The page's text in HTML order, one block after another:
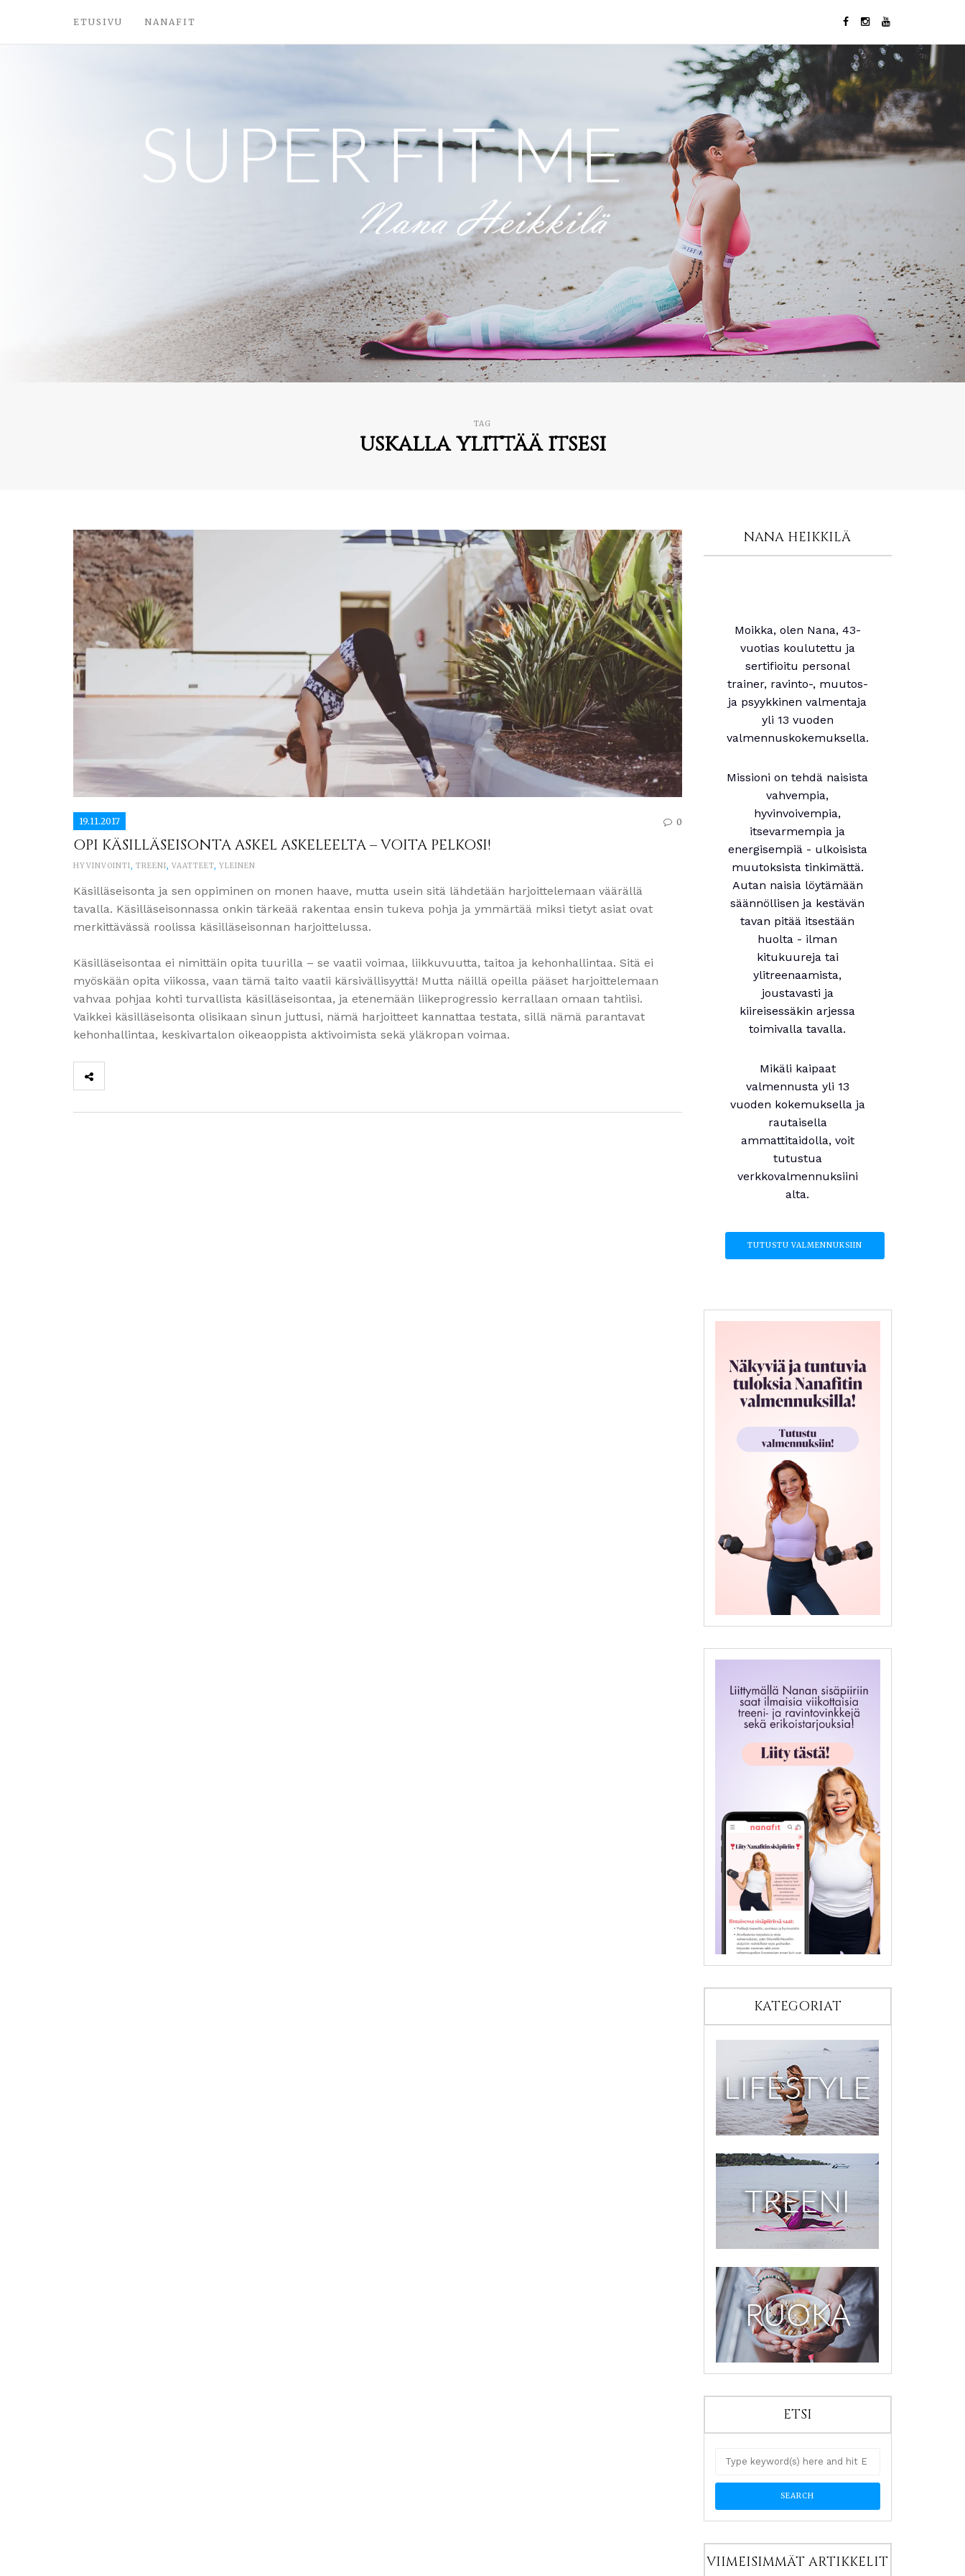
ETUSIVU NANAFIT
TAG
uskalla ylittää itsesi
19.11.2017 0
OPI KÄSILLÄSEISONTA ASKEL ASKELEELTA – VOITA PELKOSI!
HYVINVOINTI, TREENI, VAATTEET, YLEINEN
Käsilläseisonta ja sen oppiminen on monen haave, mutta usein sitä lähdetään harjoittelemaan väärällä
tavalla. Käsilläseisonnassa onkin tärkeää rakentaa ensin tukeva pohja ja ymmärtää miksi tietyt asiat ovat
merkittävässä roolissa käsilläseisonnan harjoittelussa.
Käsilläseisontaa ei nimittäin opita tuurilla – se vaatii voimaa, liikkuvuutta, taitoa ja kehonhallintaa. Sitä ei
myöskään opita viikossa, vaan tämä taito vaatii kärsivällisyyttä! Mutta näillä opeilla pääset harjoittelemaan
vahvaa pohjaa kohti turvallista käsilläseisontaa, ja etenemään liikeprogressio kerrallaan omaan tahtiisi.
Vaikkei käsilläseisonta olisikaan sinun juttusi, nämä harjoitteet kannattaa testata, sillä nämä parantavat
kehonhallintaa, keskivartalon oikeaoppista aktivoimista sekä yläkropan voimaa.
NANA HEIKKILÄ
Moikka, olen Nana, 43-
vuotias koulutettu ja
sertifioitu personal
trainer, ravinto-, muutos-
ja psyykkinen valmentaja
yli 13 vuoden
valmennuskokemuksella.
Missioni on tehdä naisista
vahvempia,
hyvinvoivempia,
itsevarmempia ja
energisempiä - ulkoisista
muutoksista tinkimättä.
Autan naisia löytämään
säännöllisen ja kestävän
tavan pitää itsestään
huolta - ilman
kitukuureja tai
ylitreenaamista,
joustavasti ja
kiireisessäkin arjessa
toimivalla tavalla.
Mikäli kaipaat
valmennusta yli 13
vuoden kokemuksella ja
rautaisella
ammattitaidolla, voit
tutustua
verkkovalmennuksiini
alta.
TUTUSTU VALMENNUKSIIN
KATEGORIAT
ETSI
VIIMEISIMMÄT ARTIKKELIT